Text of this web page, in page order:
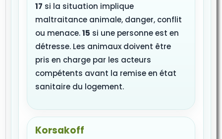
17 si la situation implique
maltraitance animale, danger, conflit
ou menace.15 si une personne est en
détresse. Les animaux doivent être
pris en charge par les acteurs
compétents avant la remise en état
sanitaire du logement.
Korsakoff